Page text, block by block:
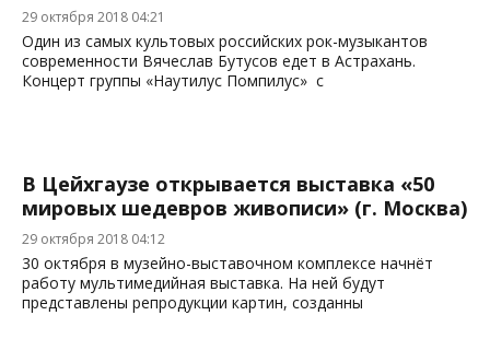
29 октября 2018 04:21
Один из самых культовых российских рок-музыкантов
современности Вячеслав Бутусов едет в Астрахань.
Концерт группы «Наутилус Помпилус» с
В Цейхгаузе открывается выставка «50
мировых шедевров живописи» (г. Москва)
29 октября 2018 04:12
30 октября в музейно-выставочном комплексе начнёт
работу мультимедийная выставка. На ней будут
представлены репродукции картин, созданны